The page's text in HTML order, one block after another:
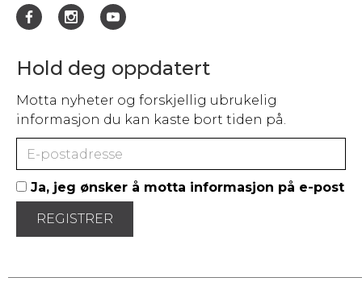
Hold deg oppdatert
Motta nyheter og forskjellig ubrukelig
informasjon du kan kaste bort tiden på.
Ja, jeg ønsker å motta informasjon på e-post